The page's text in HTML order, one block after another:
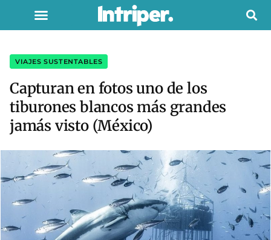
VIAJES SUSTENTABLES
Capturan en fotos uno de los
tiburones blancos más grandes
jamás visto (México)